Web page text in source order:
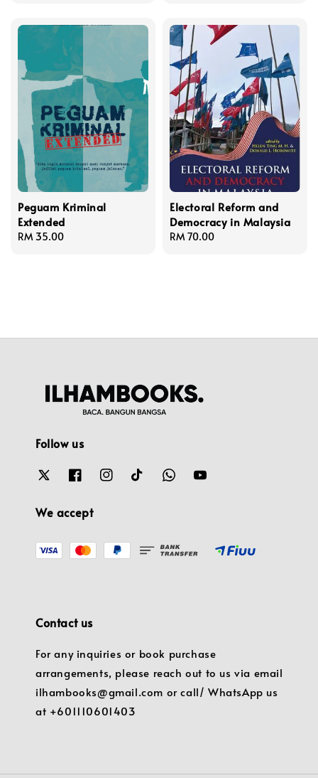
Peguam Kriminal
Extended
Regular
RM 35.00
Electoral Reform and
Democracy in Malaysia
Regular
RM 70.00
Follow us
We accept
Contact us
For any inquiries or book purchase
arrangements, please reach out to us via email
ilhambooks@gmail.com or call/ WhatsApp us
at +601110601403